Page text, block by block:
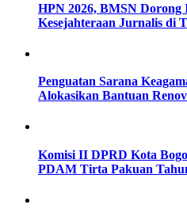
HPN 2026, BMSN Dorong
Kesejahteraan Jurnalis di
Penguatan Sarana
Alokasikan Bantuan
Komisi II DPRD Kota
PDAM Tirta Pakuan